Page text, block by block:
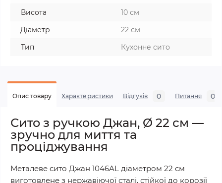
Висота
10 см
Діаметр
22 см
Тип
Кухонне сито
Опис товару Характеристики Відгуків 0 Питання 0
Сито з ручкою Джан, Ø 22 см —
зручно для миття та
проціджування
Металеве сито Джан 1046AL діаметром 22 см
виготовлене з нержавіючої сталі, стійкої до корозії